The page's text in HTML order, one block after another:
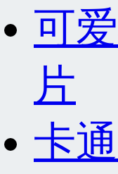
可
片
卡